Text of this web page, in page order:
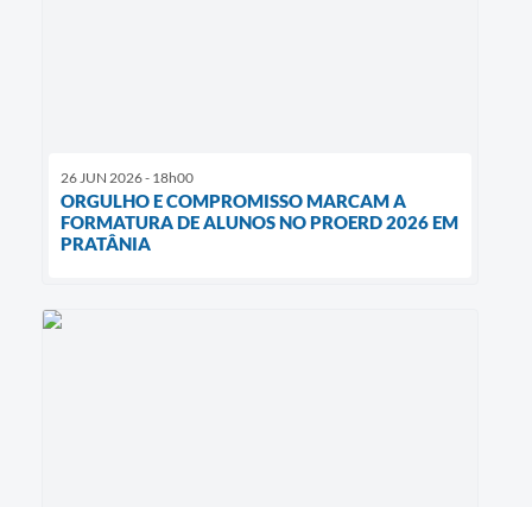
26 JUN 2026 - 18h00
ORGULHO E COMPROMISSO MARCAM A
FORMATURA DE ALUNOS NO PROERD 2026 EM
PRATÂNIA